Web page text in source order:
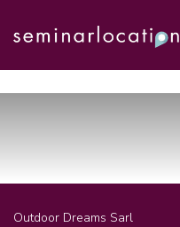
Outdoor Dreams Sarl